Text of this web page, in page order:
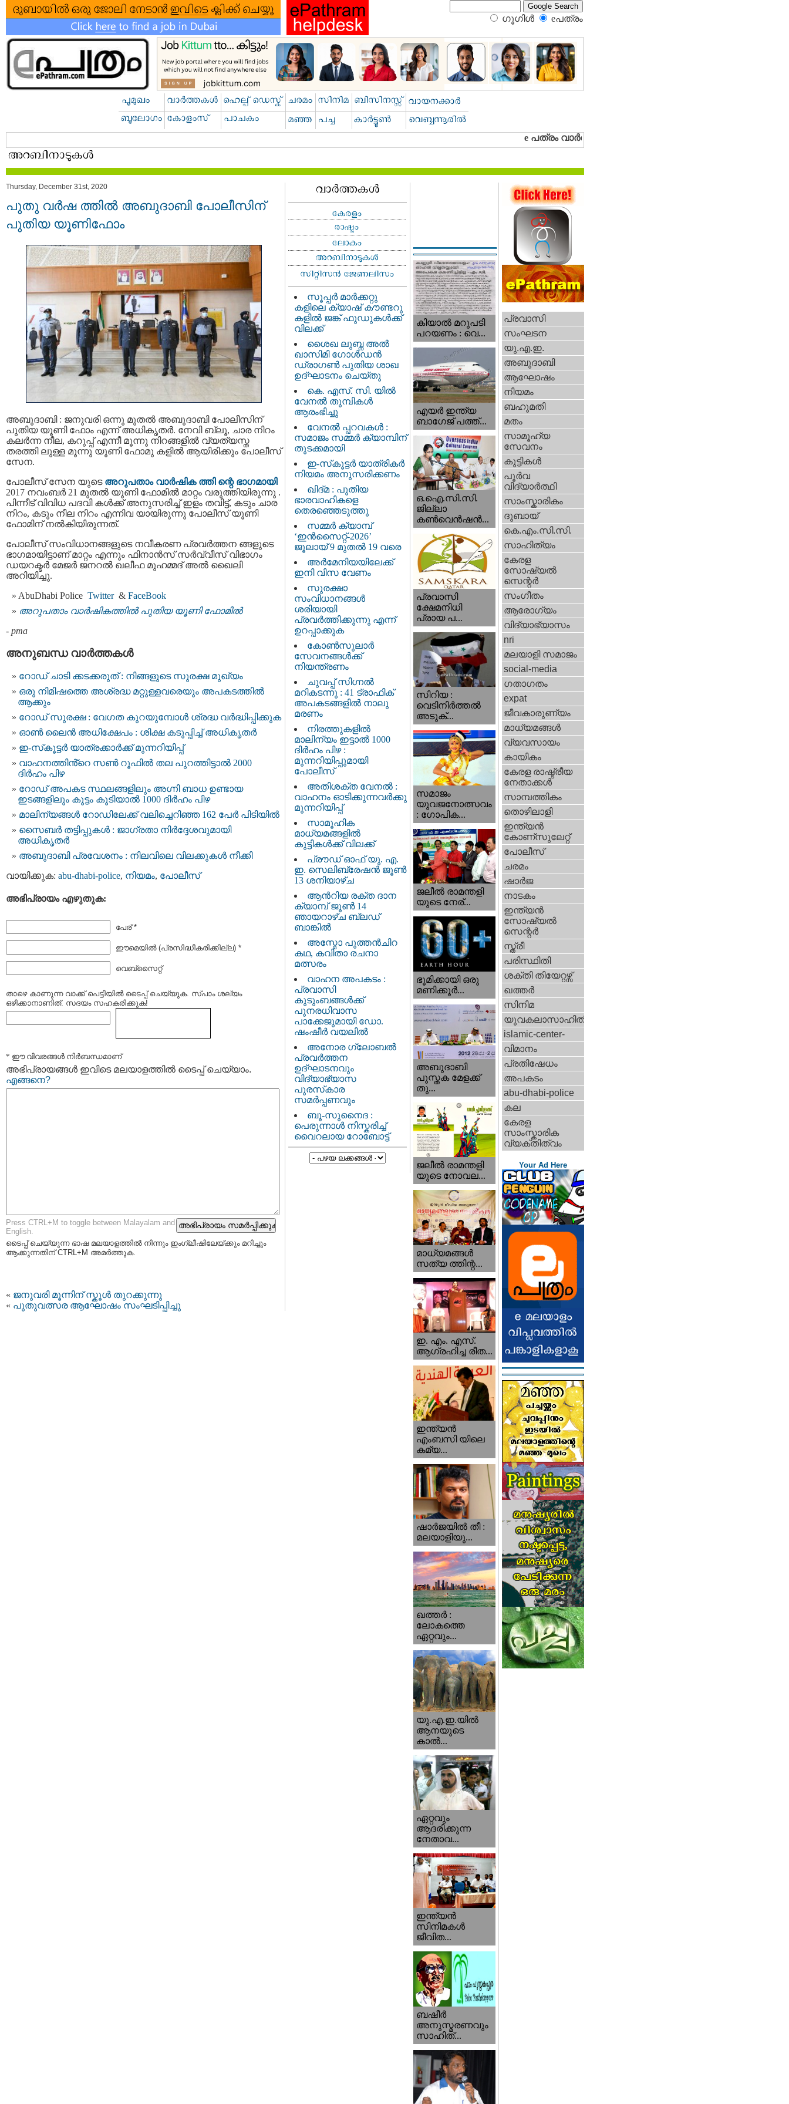
ഗൂഗിള്‍ eപത്രം‍
Thursday, December 31st, 2020
പുതു വര്‍ഷ ത്തില്‍ അബുദാബി പോലീസിന്
പുതിയ യൂണിഫോം
അബുദാബി : ജനുവരി ഒന്നു മുതൽ അബുദാബി പോലീസിന്
പുതിയ യൂണി ഫോം എന്ന് അധികൃതര്‍. നേവി ബ്ലൂ, ചാര നിറം
കലർന്ന നീല, കറുപ്പ് എന്നീ മൂന്നു നിറങ്ങളില്‍ വ്യത്യസ്ത
തരത്തി ലുള്ള മൂന്നു യൂണി ഫോമു കളില്‍ ആയിരിക്കും പോലീസ്
സേന.
പോലീസ് സേന യുടെ അറുപതാം വാര്‍ഷിക ത്തി ന്റെ ഭാഗമായി
2017 നവംബര്‍ 21 മുതല്‍ യൂണി ഫോമില്‍ മാറ്റം വരുത്തിയിരുന്നു .
പിന്നീട് വിവിധ പദവി കൾക്ക് അനുസരിച്ച് ഇളം തവിട്ട്, കടും ചാര
നിറം, കടും നീല നിറം എന്നിവ യായിരുന്നു പോലീസ് യൂണി
ഫോമിന് നൽകിയിരുന്നത്.
പോലീസ് സംവിധാനങ്ങളുടെ നവീകരണ പ്രവർത്തന ങ്ങളുടെ
ഭാഗമായിട്ടാണ് മാറ്റം എന്നും ഫിനാൻസ് സർവ്വീസ് വിഭാഗം
ഡയറക്ടർ മേജർ ജനറൽ ഖലീഫ മുഹമ്മദ് അൽ ഖൈലി
അറിയിച്ചു.
AbuDhabi Police Twitter & FaceBook
അറുപതാം വാര്‍ഷികത്തില്‍ പുതിയ യൂണി ഫോമില്‍
- pma
അനുബന്ധ വാര്‍ത്തകള്‍
റോഡ് ചാടി ക്കടക്കരുത് : നിങ്ങളുടെ സുരക്ഷ മുഖ്യം
ഒരു നിമിഷത്തെ അശ്രദ്ധ മറ്റുള്ളവരെയും അപകടത്തിൽ
ആക്കും
റോഡ് സുരക്ഷ : വേഗത കുറയുമ്പോൾ ശ്രദ്ധ വർദ്ധിപ്പിക്കുക
ഓൺ ലൈൻ അധിക്ഷേപം : ശിക്ഷ കടുപ്പിച്ച് അധികൃതർ
ഇ-സ്‌കൂട്ടർ യാത്രക്കാർക്ക് മുന്നറിയിപ്പ്
വാഹനത്തിൻ്റെ സൺ റൂഫിൽ തല പുറത്തിട്ടാൽ 2000
ദിർഹം പിഴ
റോഡ് അപകട സ്ഥലങ്ങളിലും അഗ്നി ബാധ ഉണ്ടായ
ഇടങ്ങളിലും കൂട്ടം കൂടിയാല്‍ 1000 ദിർഹം പിഴ
മാലിന്യങ്ങൾ റോഡിലേക്ക് വലിച്ചെറിഞ്ഞ 162 പേർ പിടിയിൽ
സൈബർ തട്ടിപ്പുകൾ : ജാഗ്രതാ നിര്‍ദ്ദേശവുമായി
അധികൃതര്‍
അബുദാബി പ്രവേശനം : നിലവിലെ വിലക്കുകള്‍ നീക്കി
വായിക്കുക: abu-dhabi-police, നിയമം, പോലീസ്
അഭിപ്രായം എഴുതുക:
പേര് *
ഈമെയില്‍ (പ്രസിദ്ധീകരിക്കില്ല) *
വെബ്സൈറ്റ്
താഴെ കാണുന്ന വാക്ക് പെട്ടിയില്‍ ടൈപ്പ്‌ ചെയ്യുക. സ്പാം ശല്യം
ഒഴിക്കാനാണിത്. സദയം സഹകരിക്കുക!
* ഈ വിവരങ്ങള്‍ നിര്‍ബന്ധമാണ്
അഭിപ്രായങ്ങള്‍ ഇവിടെ മലയാളത്തില്‍ ടൈപ്പ് ചെയ്യാം.
എങ്ങനെ?
Press CTRL+M to toggle between Malayalam and
English.
ടൈപ്പ്‌ ചെയ്യുന്ന ഭാഷ മലയാളത്തില്‍ നിന്നും ഇംഗ്ലീഷിലേയ്ക്കും മറിച്ചും
ആക്കുന്നതിന് CTRL+M അമര്‍ത്തുക.
« ജനുവരി മൂന്നിന് സ്കൂള്‍ തുറക്കുന്നു
« പുതുവത്സര ആഘോഷം സംഘടിപ്പിച്ചു
സൂപ്പർ മാർക്കറ്റു
കളിലെ ക്യാഷ് കൗണ്ടറു
കളിൽ ജങ്ക് ഫുഡുകൾക്ക്
വിലക്ക്
ശൈഖ ലുബ്ന അൽ
ഖാസിമി ഗോൾഡൻ
ഡ്രാഗൺ പുതിയ ശാഖ
ഉദ്ഘാടനം ചെയ്തു
കെ. എസ്. സി. യിൽ
വേനൽ തുമ്പികൾ
ആരംഭിച്ചു
വേനൽ പ്പറവകൾ :
സമാജം സമ്മർ ക്യാമ്പിന്
തുടക്കമായി
ഇ-സ്‌കൂട്ടർ യാത്രികർ
നിയമം അനുസരിക്കണം
ഖിദ്മ : പുതിയ
ഭാരവാഹികളെ
തെരഞ്ഞെടുത്തു
സമ്മർ ക്യാമ്പ്
‘ഇൻസൈറ്റ്-2026’
ജൂലായ് 9 മുതൽ 19 വരെ
അർമേനിയയിലേക്ക്
ഇനി വിസ വേണം
സുരക്ഷാ
സംവിധാനങ്ങൾ
ശരിയായി
പ്രവർത്തിക്കുന്നു എന്ന്
ഉറപ്പാക്കുക
കോൺസുലാർ
സേവനങ്ങൾക്ക്
നിയന്ത്രണം
ചുവപ്പ് സിഗ്നൽ
മറികടന്നു : 41 ട്രാഫിക്
അപകടങ്ങളിൽ നാലു
മരണം
നിരത്തുകളിൽ
മാലിന്യം ഇട്ടാൽ 1000
ദിർഹം പിഴ :
മുന്നറിയിപ്പുമായി
പോലീസ്
അതിശക്ത വേനൽ :
വാഹനം ഓടിക്കുന്നവർക്കു
മുന്നറിയിപ്പ്
സാമൂഹിക
മാധ്യമങ്ങളിൽ
കുട്ടികൾക്ക് വിലക്ക്
പ്രൗഡ് ഓഫ് യു. എ.
ഇ. സെലിബ്രേഷൻ ജൂൺ
13 ശനിയാഴ്ച
ആൻറിയ രക്ത ദാന
ക്യാമ്പ് ജൂൺ 14
ഞായറാഴ്ച ബ്ലഡ്
ബാങ്കിൽ
അസ്മോ പുത്തൻചിറ
കഥ, കവിതാ രചനാ
മത്സരം
വാഹന അപകടം :
പ്രവാസി
കുടുംബങ്ങൾക്ക്
പുനരധിവാസ
പാക്കേജുമായി ഡോ.
ഷംഷീർ വയലിൽ
അനോര ഗ്ലോബൽ
പ്രവർത്തന
ഉദ്ഘാടനവും
വിദ്യാഭ്യാസ
പുരസ്‌കാര
സമർപ്പണവും
ബൂ-സുനൈദ :
പെരുന്നാൾ നിസ്കരിച്ച്
വൈറലായ റോബോട്ട്
കിയാല്‍ മറുപടി
പറയണം : വെ...
എയര്‍ ഇന്ത്യ
ബാഗേജ് പത്ത്...
ഒ.ഐ.സി.സി.
ജില്ലാ
കൺവെൻഷൻ...
പ്രവാസി
ക്ഷേമനിധി
പ്രായ പ...
സിറിയ :
വെടിനിർത്തൽ
അടുക്...
സമാജം
യുവജനോത്സവം
: ഗോപിക...
ജലീല്‍ രാമന്തളി
യുടെ നേര്...
ഭൂമിക്കായി ഒരു
മണിക്കൂര്‍...
അബുദാബി
പുസ്തക മേളക്ക്
തു...
ജലീല്‍ രാമന്തളി
യുടെ നോവല...
മാധ്യമങ്ങള്‍
സത്യ ത്തിന്റ...
ഇ. എം. എസ്.
ആഗ്രഹിച്ച രീത...
ഇന്ത്യന്‍
എംബസി യിലെ
കമ്യ...
ഷാര്‍ജയില്‍ തീ :
മലയാളിയു...
ഖത്തര്‍ :
ലോകത്തെ
ഏറ്റവും...
യു.എ.ഇ.യില്‍
ആനയുടെ
കാല്‍...
ഏറ്റവും
ആദരിക്കുന്ന
നേതാവ...
ഇന്ത്യന്‍
സിനിമകള്‍
ജീവിത...
ബഷീര്‍
അനുസ്മരണവും
സാഹിത്...
പ്രവാസി
സംഘടന
യു.എ.ഇ.
അബുദാബി
ആഘോഷം
നിയമം
ബഹുമതി
മതം
സാമൂഹ്യ
സേവനം
കുട്ടികള്‍
പൂര്‍വ
വിദ്യാര്‍ത്ഥി
സാംസ്കാരികം
ദുബായ്‌
കെ.എം.സി.സി.
സാഹിത്യം
കേരള
സോഷ്യല്‍
സെന്റര്‍
സംഗീതം
ആരോഗ്യം
വിദ്യാഭ്യാസം
nri
മലയാളി സമാജം
social-media
ഗതാഗതം
expat
ജീവകാരുണ്യം
മാധ്യമങ്ങള്‍
വ്യവസായം
കായികം
കേരള രാഷ്ട്രീയ
നേതാക്കള്‍
സാമ്പത്തികം
തൊഴിലാളി
ഇന്ത്യന്‍
കോണ്സുലേറ്റ്
പോലീസ്
ചരമം
ഷാര്‍ജ
നാടകം
ഇന്ത്യന്‍
സോഷ്യല്‍
സെന്റര്‍
സ്ത്രീ
പരിസ്ഥിതി
ശക്തി തിയേറ്റഴ്സ്
ഖത്തര്‍
സിനിമ
യുവകലാസാഹിതി
islamic-center-
വിമാനം
പ്രതിഷേധം
അപകടം
abu-dhabi-police
കല
കേരള
സാംസ്കാരിക
വ്യക്തിത്വം
Your Ad Here